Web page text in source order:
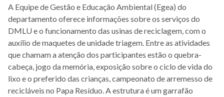
A Equipe de Gestão e Educação Ambiental (Egea) do
departamento oferece informações sobre os serviços do
DMLU e o funcionamento das usinas de reciclagem, com o
auxílio de maquetes de unidade triagem. Entre as atividades
que chamam a atenção dos participantes estão o quebra-
cabeça, jogo da memória, exposição sobre o ciclo de vida do
lixo e o preferido das crianças, campeonato de arremesso de
recicláveis no Papa Resíduo. A estrutura é um garrafão